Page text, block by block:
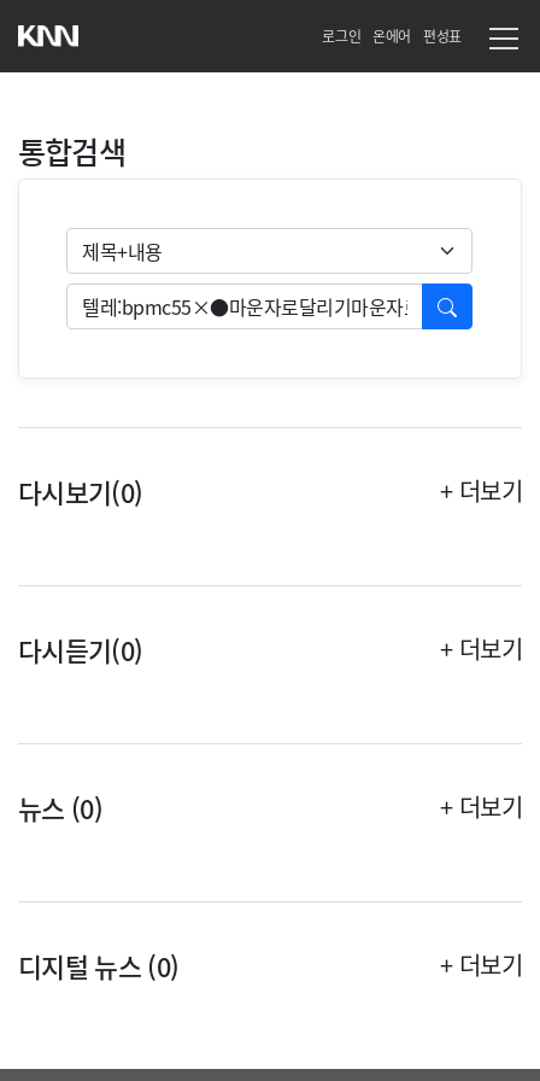
로그인 온에어 편성표
통합검색
검색유형
검색
다시보기(0) + 더보기
다시듣기(0) + 더보기
뉴스 (0) + 더보기
디지털 뉴스 (0) + 더보기